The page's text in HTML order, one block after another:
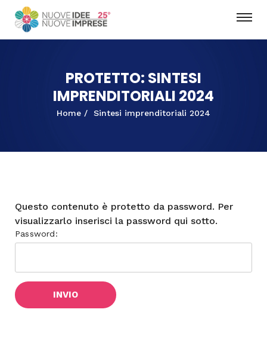
PROTETTO: SINTESI
IMPRENDITORIALI 2024
Home Sintesi imprenditoriali 2024
Questo contenuto è protetto da password. Per
visualizzarlo inserisci la password qui sotto.
Password: